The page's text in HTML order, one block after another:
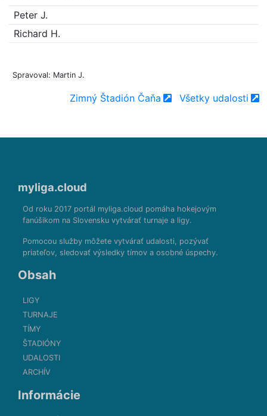
Peter J.
Richard H.
Spravoval: Martin J.
Zimný Štadión Čaňa Všetky udalosti
myliga.cloud
Od roku 2017 portál myliga.cloud pomáha hokejovým
fanúšikom na Slovensku vytvárať turnaje a ligy.
Pomocou služby môžete vytvárať udalosti, pozývať
priateľov, sledovať výsledky tímov a osobné úspechy.
Obsah
LIGY
TURNAJE
TÍMY
ŠTADIÓNY
UDALOSTI
ARCHÍV
Informácie